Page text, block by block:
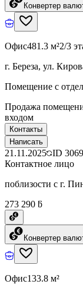
Конвертер
Офис481.3 м²2/3
г. Береза, ул.
Помещение с
Продажа
входом
Контакты
Написать
21.11.2025 ID
Контактное лицо
поблизости с г.
273 290 ƃ
Конвертер
Офис133.8 м²